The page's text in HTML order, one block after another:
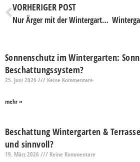
VORHERIGER POST
Nur Ärger mit der Wintergarten Baustelle? Wie Sie das verhindern!
Sonnenschutz im Wintergarten:
Beschattungssystem?
25. Juni 2026 Keine Kommentare
mehr »
Beschattung Wintergarten &
und sinnvoll?
19. März 2026 Keine Kommentare